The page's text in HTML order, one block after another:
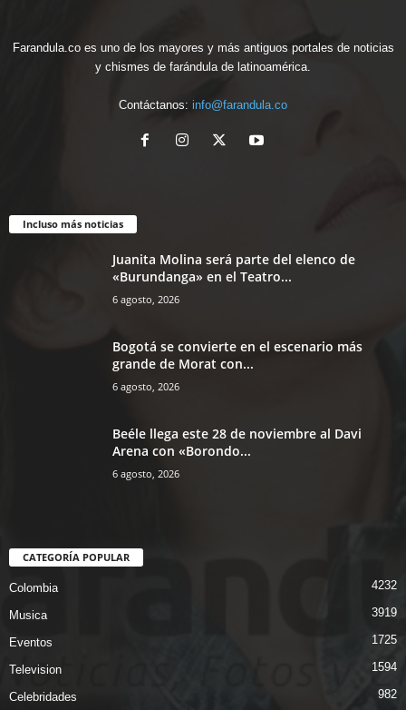
Farandula.co es uno de los mayores y más antiguos portales de noticias
y chismes de farándula de latinoamérica.
Contáctanos: info@farandula.co
Incluso más noticias
Juanita Molina será parte del elenco de
«Burundanga» en el Teatro...
6 agosto, 2026
Bogotá se convierte en el escenario más
grande de Morat con...
6 agosto, 2026
Beéle llega este 28 de noviembre al Davi
Arena con «Borondo...
6 agosto, 2026
CATEGORÍA POPULAR
Colombia 4232
Musica 3919
Eventos 1725
Television 1594
Celebridades 982